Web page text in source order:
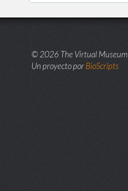
© 2026 The Virtual Museum
Un proyecto porBioScripts